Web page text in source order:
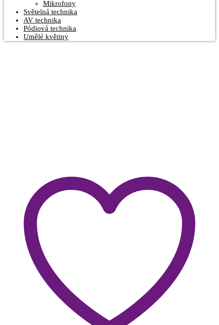
Mikrofony
Světelná technika
AV technika
Pódiová technika
Umělé květiny